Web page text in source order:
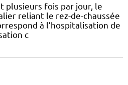
plusieurs fois par jour, le
reliant le rez-de-chaussée
à l’hospitalisation de
c